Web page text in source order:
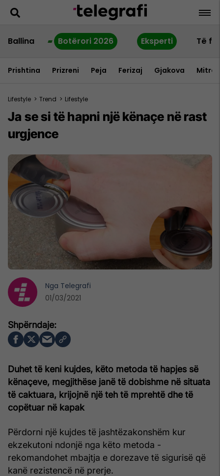
Ballina Botërori 2026 Eksperti Të
Prishtina Prizreni Peja Ferizaj Gjakova
Lifestyle > Trend > Lifestyle
Ja se si të hapni një kënaçe në rast
urgjence
Duhet të keni kujdes, këto metoda të hapjes së
kënaçeve, megjithëse janë të dobishme në situata
të caktuara, krijojnë një teh të mprehtë dhe të
copëtuar në kapak
Përdorni një kujdes të jashtëzakonshëm kur
ekzekutoni ndonjë nga këto metoda -
rekomandohet mbajtja e dorezave të sigurisë që
kanë rezistencë në prerje.
Nga Telegrafi
01/03/2021